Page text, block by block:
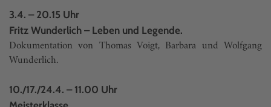
3.4. – 20.15 Uhr
Fritz Wunderlich – Leben und Legende.
Dokumentation von Thomas Voigt, Barbara und Wolfgang
Wunderlich.
10./17./24.4. – 11.00 Uhr